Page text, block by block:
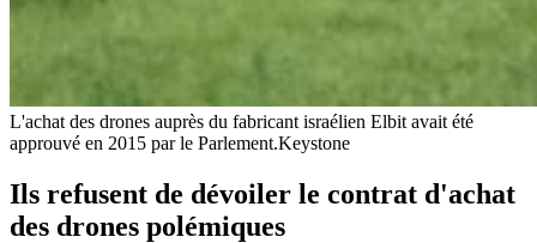
L'achat des drones auprès du fabricant israélien Elbit avait été
approuvé en 2015 par le Parlement.Keystone
Ils refusent de dévoiler le contrat d'achat
des drones polémiques